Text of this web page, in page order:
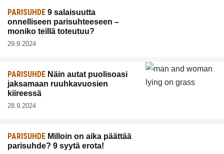
PARISUHDE 9 salaisuutta
onnelliseen parisuhteeseen –
moniko teillä toteutuu?
29.9.2024
PARISUHDE Näin autat puolisoasi
jaksamaan ruuhkavuosien
kiireessä
28.9.2024
PARISUHDE Milloin on aika päättää
parisuhde? 9 syytä erota!